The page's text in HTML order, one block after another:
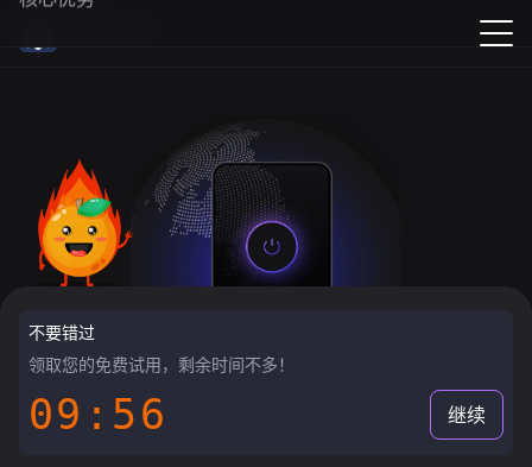
不要错过
领取您的免费试用，剩余时间不多！
09:55 继续